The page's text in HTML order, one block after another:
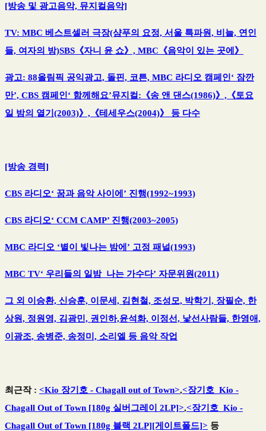
[방송 및 광고음악, 뮤지컬음악]
TV: MBC 베스트셀러 극장(샴푸의 요정, 서울 특파원, 비늘, 연인
들, 여자의 방)SBS《자니 윤 쇼》, MBC《음악이 있는 곳에》
광고: 88올림픽 공익광고, 돌핀, 코튼, MBC 라디오 캠페인‘ 잠깐
만’, CBS 캠페인‘ 함께해요’뮤지컬:《송 앤 댄스(1986)》,《토요
일 밤의 열기(2003)》,《테세우스(2004)》 등 다수
[방송 경력]
CBS 라디오‘ 꿈과 음악 사이에’ 진행(1992~1993)
CBS 라디오‘ CCM CAMP’ 진행(2003~2005)
MBC 라디오 ‘별이 빛나는 밤에’ 고정 패널(1993)
MBC TV‘ 우리들의 일밤 나는 가수다’ 자문위원(2011)
그 외 이승환, 신승훈, 이문세, 김현철, 조성모, 박학기, 장필순, 한
상원, 정원영, 김광민, 권인하,윤석화, 이정선, 낯선사람들, 한영애,
이광조, 송병준, 송정미, 소리엘 등 음악 작업
최근작 : <Kio 장기호 - Chagall out of Town>,<장기호_Kio -
Chagall Out of Town [180g 실버그레이 2LP]>,<장기호_Kio -
Chagall Out of Town [180g 블랙 2LP][게이트폴드]> 등